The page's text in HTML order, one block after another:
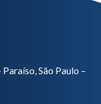
São Paulo –